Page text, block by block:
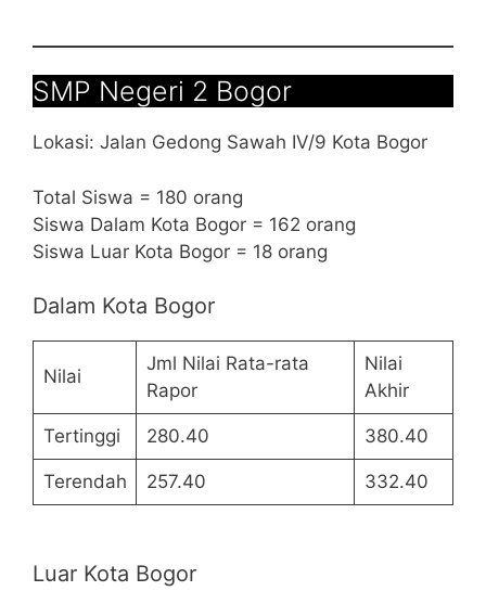
SMP Negeri 2 Bogor
Lokasi: Jalan Gedong Sawah IV/9 Kota Bogor
Total Siswa = 180 orang
Siswa Dalam Kota Bogor = 162 orang
Siswa Luar Kota Bogor = 18 orang
Dalam Kota Bogor
Nilai
Jml Nilai Rata-rata
Rapor
Nilai
Akhir
Tertinggi 280.40 380.40
Terendah 257.40 332.40
Luar Kota Bogor